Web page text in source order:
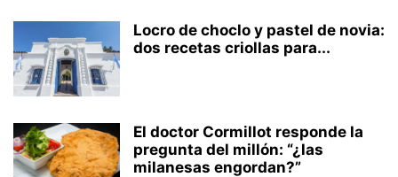
Locro de choclo y pastel de novia:
dos recetas criollas para...
El doctor Cormillot responde la
pregunta del millón: “¿las
milanesas engordan?”